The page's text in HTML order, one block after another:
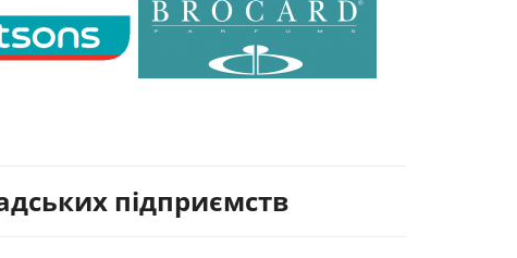
підприємств